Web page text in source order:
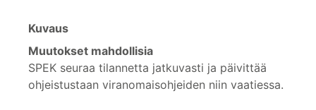
Kuvaus
Muutokset mahdollisia
SPEK seuraa tilannetta jatkuvasti ja päivittää
ohjeistustaan viranomaisohjeiden niin vaatiessa.